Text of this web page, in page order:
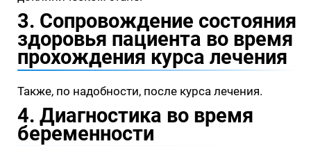
3. Сопровождение состояния
здоровья пациента во время
прохождения курса лечения
Также, по надобности, после курса лечения.
4. Диагностика во время
беременности